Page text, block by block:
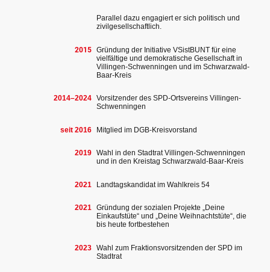
Parallel dazu engagiert er sich politisch und
zivilgesellschaftlich.
2015 Gründung der Initiative VSistBUNT für eine
vielfältige und demokratische Gesellschaft in
Villingen-Schwenningen und im Schwarzwald-
Baar-Kreis
2014–2024 Vorsitzender des SPD-Ortsvereins Villingen-
Schwenningen
seit 2016 Mitglied im DGB-Kreisvorstand
2019 Wahl in den Stadtrat Villingen-Schwenningen
und in den Kreistag Schwarzwald-Baar-Kreis
2021 Landtagskandidat im Wahlkreis 54
2021 Gründung der sozialen Projekte „Deine
Einkaufstüte“ und „Deine Weihnachtstüte“, die
bis heute fortbestehen
2023 Wahl zum Fraktionsvorsitzenden der SPD im
Stadtrat